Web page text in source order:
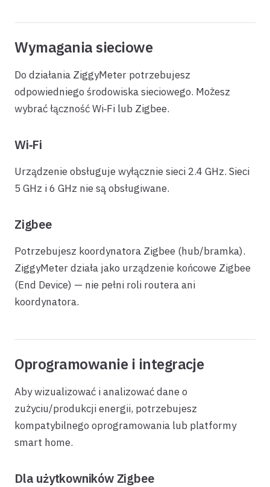
Wymagania sieciowe
Do działania ZiggyMeter potrzebujesz
odpowiedniego środowiska sieciowego. Możesz
wybrać łączność Wi‑Fi lub Zigbee.
Wi‑Fi
Urządzenie obsługuje wyłącznie sieci 2.4 GHz. Sieci
5 GHz i 6 GHz nie są obsługiwane.
Zigbee
Potrzebujesz koordynatora Zigbee (hub/bramka).
ZiggyMeter działa jako urządzenie końcowe Zigbee
(End Device) — nie pełni roli routera ani
koordynatora.
Oprogramowanie i integracje
Aby wizualizować i analizować dane o
zużyciu/produkcji energii, potrzebujesz
kompatybilnego oprogramowania lub platformy
smart home.
Dla użytkowników Zigbee